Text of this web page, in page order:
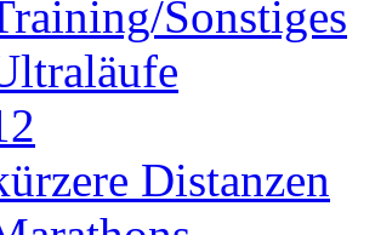
Sonstiges
Distanzen